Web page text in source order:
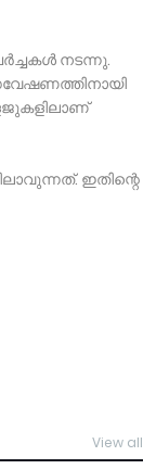
നടന്നു.
ഇതിന്റെ
View all